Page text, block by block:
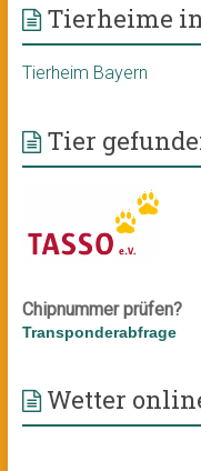
Tierheime
Tierheim Bayern
Tier
Chipnummer prüfen?
Transponderabfrage
Wetter